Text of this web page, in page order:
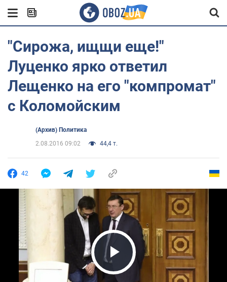
"Сирожа, ищщи еще!"
Луценко ярко ответил
Лещенко на его "компромат"
с Коломойским
(Архив) Политика
2.08.2016 09:02
44,4 т.
42
Play Video